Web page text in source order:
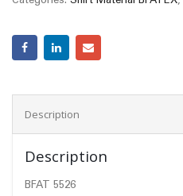
Description
Description
BFAT 5526